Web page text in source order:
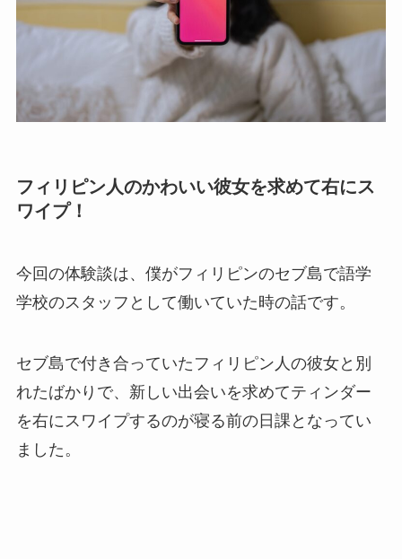
フィリピン人のかわいい彼女を求めて右にス
ワイプ！
今回の体験談は、僕がフィリピンのセブ島で語学
学校のスタッフとして働いていた時の話です。
セブ島で付き合っていたフィリピン人の彼女と別
れたばかりで、新しい出会いを求めてティンダー
を右にスワイプするのが寝る前の日課となってい
ました。